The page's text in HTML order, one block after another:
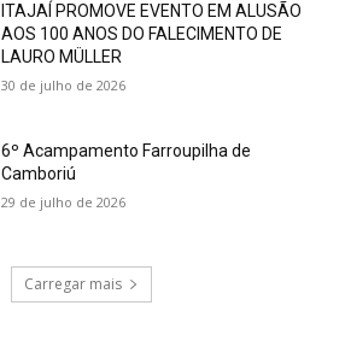
ITAJAÍ PROMOVE EVENTO EM ALUSÃO
AOS 100 ANOS DO FALECIMENTO DE
LAURO MÜLLER
30 de julho de 2026
6º Acampamento Farroupilha de
Camboriú
29 de julho de 2026
Carregar mais